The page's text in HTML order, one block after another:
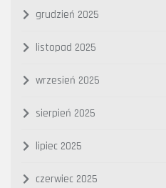
grudzień 2025
listopad 2025
wrzesień 2025
sierpień 2025
lipiec 2025
czerwiec 2025